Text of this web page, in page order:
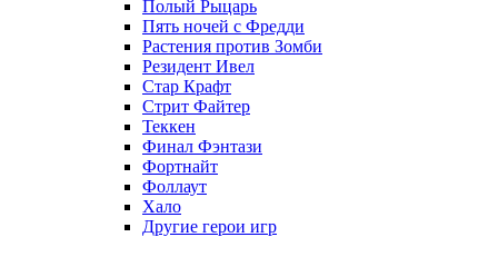
Полый Рыцарь
Пять ночей с Фредди
Растения против Зомби
Резидент Ивел
Стар Крафт
Стрит Файтер
Теккен
Финал Фэнтази
Фортнайт
Фоллаут
Хало
Другие герои игр